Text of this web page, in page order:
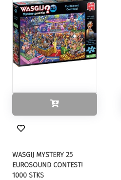
WASGIJ MYSTERY 25
EUROSOUND CONTEST!
1000 STKS